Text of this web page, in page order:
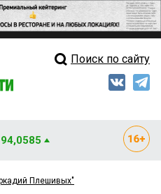
Свежий выпуск
Мнения
Поиск по сайту
Плешивых"